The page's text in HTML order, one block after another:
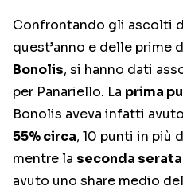
Confrontando gli ascolti
quest’anno e delle prime
Bonolis, si hanno dati
per Panariello. La prima
Bonolis aveva infatti
55% circa, 10 punti in più
mentre la seconda serata
avuto uno share medio del